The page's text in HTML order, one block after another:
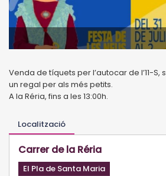
Venda de tíquets per l’autocar de l’11-
un regal per als més petits.
A la Réria, fins a les 13:00h.
Localització
Carrer de la Réria
El Pla de Santa Maria